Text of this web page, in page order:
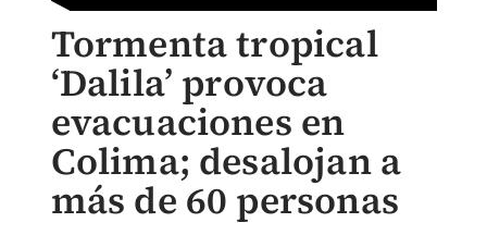
Tormenta tropical
‘Dalila’ provoca
evacuaciones en
Colima; desalojan a
más de 60 personas